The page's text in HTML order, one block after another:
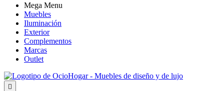
Mega Menu
Muebles
Iluminación
Exterior
Complementos
Marcas
Outlet
